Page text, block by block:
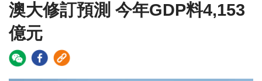
澳大修訂預測 今年GDP料4,153
億元